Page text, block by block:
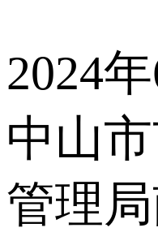
2024
中山
管理